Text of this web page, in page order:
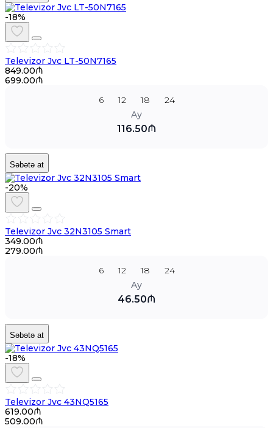
-18%
Televizor Jvc LT-50N7165
849.00₼
699.00₼
6
12 18
24
Ay
116.50₼
Səbətə at
-20%
Televizor Jvc 32N3105 Smart
349.00₼
279.00₼
6
12 18
24
Ay
46.50₼
Səbətə at
-18%
Televizor Jvc 43NQ5165
619.00₼
509.00₼